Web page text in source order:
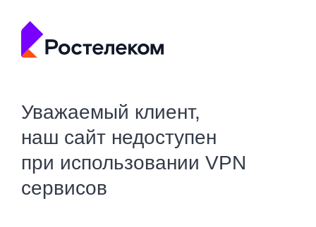
Уважаемый клиент,
наш сайт недоступен
при использовании VPN
сервисов